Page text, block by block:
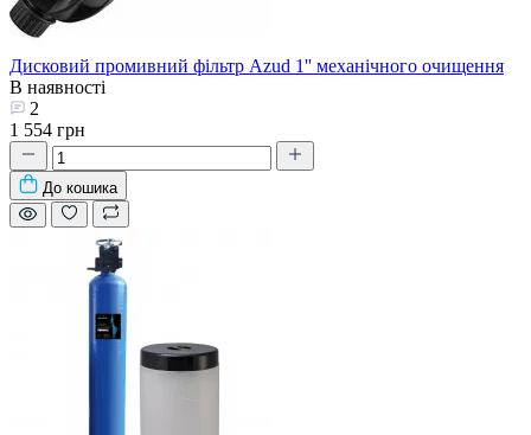
Дисковий промивний фільтр Azud 1'' механічного очищення
В наявності
2
1 554 грн
До кошика